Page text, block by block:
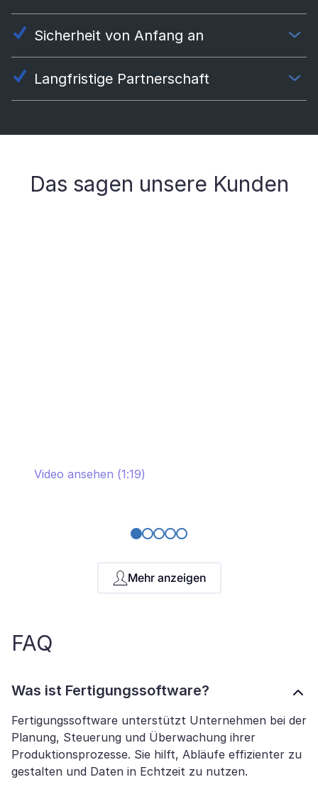
Sicherheit von Anfang an
Langfristige Partnerschaft
Das sagen unsere Kunden
Video ansehen (1:19)
Mehr anzeigen
FAQ
Was ist Fertigungssoftware?
Fertigungssoftware unterstützt Unternehmen bei der
Planung, Steuerung und Überwachung ihrer
Produktionsprozesse. Sie hilft, Abläufe effizienter zu
gestalten und Daten in Echtzeit zu nutzen.